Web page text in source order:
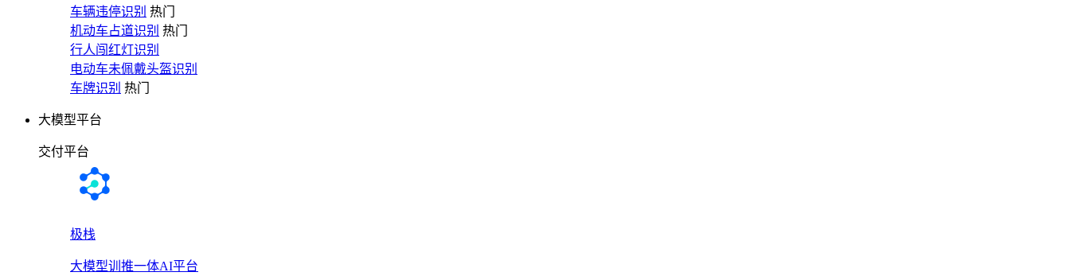
车辆违停识别 热门
机动车占道识别 热门
行人闯红灯识别
电动车未佩戴头盔识别
车牌识别 热门
大模型平台
交付平台
极栈
大模型训推一体AI平台